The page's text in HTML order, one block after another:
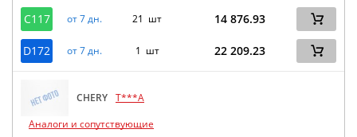
C117 от 7 дн. 21 шт 14 876.93
D172 от 7 дн. 1 шт 22 209.23
CHERY T***A
Аналоги и сопутствующие